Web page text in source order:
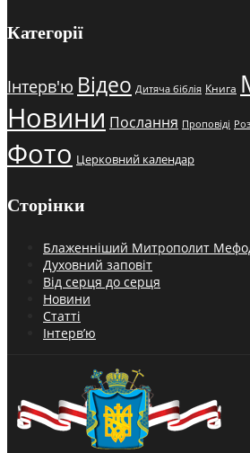
Категорії
Інтерв'ю Відео Дитяча біблія Книга
Новини Послання Проповіді
Фото Церковний календар
Сторінки
Блаженніший Митрополит
Духовний заповіт
Від серця до серця
Новини
Статті
Інтерв’ю